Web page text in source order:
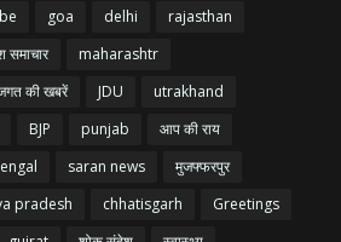
goa delhi
rajasthan
समाचार
maharashtr
की खबरें
JDU
utrakhand
BJP punjab
आप की राय
saran news
मुजफ्फरपुर
pradesh
chhatisgarh
Greetings